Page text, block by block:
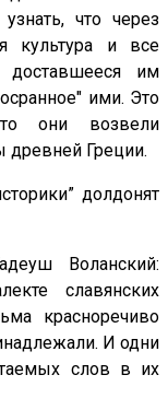
что через
культура и все
доставшееся им
ими. Это
они возвели
Греции.
долдонят
Воланский:
славянских
красноречиво
И одни
слов в их